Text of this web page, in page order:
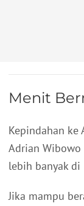
Menit
Kepindahan ke
Adrian
lebih banyak
Jika mampu